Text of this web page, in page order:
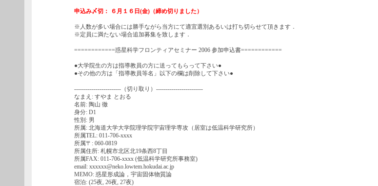
申込み〆切： ６月１６日(金)（締め切りました）
※人数が多い場合には勝手ながら当方にて適宜選別あるいは打ち切らせて頂きます．
※定員に満たない場合追加募集を致します．
============惑星科学フロンティアセミナー 2006 参加申込書============
●大学院生の方は指導教員の方に送ってもらって下さい●
●その他の方は「指導教員等名」以下の欄は削除して下さい●
------------------------（切り取り）------------------------
なまえ: すやま とおる
名前: 陶山 徹
身分: D1
性別: 男
所属: 北海道大学大学院理学院宇宙理学専攻（居室は低温科学研究所）
所属TEL: 011-706-xxxx
所属〒: 060-0819
所属住所: 札幌市北区北19条西8丁目
所属FAX: 011-706-xxxx (低温科学研究所事務室)
email: xxxxxx@neko.lowtem.hokudai.ac.jp
MEMO: 惑星形成論，宇宙固体物質論
宿泊: (25夜, 26夜, 27夜)